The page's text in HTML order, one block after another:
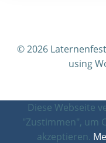
© 2026
using
Diese Webseite
"Zustimmen", um
akzeptieren.